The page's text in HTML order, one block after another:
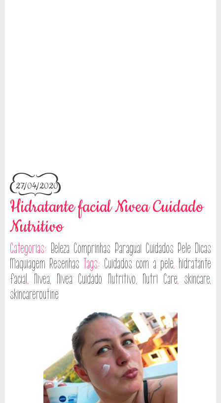
27/04/2020
Hidratante facial Nivea Cuidado
Nutritivo
Categorias: Beleza Comprinhas Paraguai Cuidados Pele Dicas
Maquiagem Resenhas Tags: Cuidados com a pele, hidratante
facial, Nivea, Nivea Cuidado Nutritivo, Nutri Care, skincare,
skincareroutine